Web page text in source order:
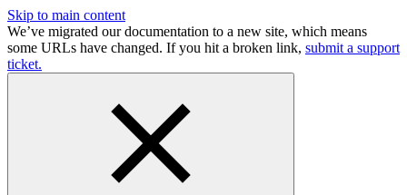
Skip to main content
We’ve migrated our documentation to a new site, which means
some URLs have changed. If you hit a broken link, submit a support
ticket.